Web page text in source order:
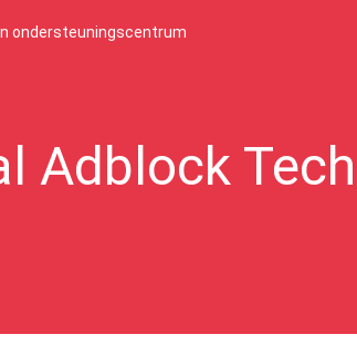
ondersteuningscentrum
Adblock